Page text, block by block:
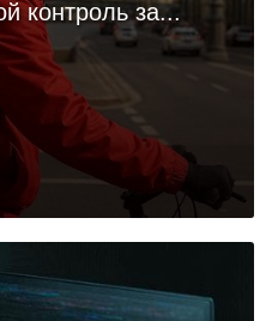
контроль за...